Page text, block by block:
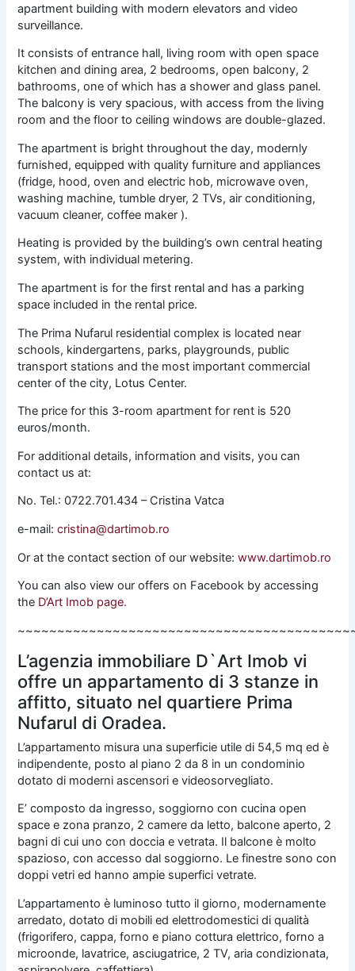
apartment building with modern elevators and video
surveillance.
It consists of entrance hall, living room with open space
kitchen and dining area, 2 bedrooms, open balcony, 2
bathrooms, one of which has a shower and glass panel.
The balcony is very spacious, with access from the living
room and the floor to ceiling windows are double-glazed.
The apartment is bright throughout the day, modernly
furnished, equipped with quality furniture and appliances
(fridge, hood, oven and electric hob, microwave oven,
washing machine, tumble dryer, 2 TVs, air conditioning,
vacuum cleaner, coffee maker ).
Heating is provided by the building’s own central heating
system, with individual metering.
The apartment is for the first rental and has a parking
space included in the rental price.
The Prima Nufarul residential complex is located near
schools, kindergartens, parks, playgrounds, public
transport stations and the most important commercial
center of the city, Lotus Center.
The price for this 3-room apartment for rent is 520
euros/month.
For additional details, information and visits, you can
contact us at:
No. Tel.: 0722.701.434 – Cristina Vatca
e-mail: cristina@dartimob.ro
Or at the contact section of our website: www.dartimob.ro
You can also view our offers on Facebook by accessing
the D’Art Imob page.
L’agenzia immobiliare D`Art Imob vi
offre un appartamento di 3 stanze in
affitto, situato nel quartiere Prima
Nufarul di Oradea.
L’appartamento misura una superficie utile di 54,5 mq ed è
indipendente, posto al piano 2 da 8 in un condominio
dotato di moderni ascensori e videosorvegliato.
E’ composto da ingresso, soggiorno con cucina open
space e zona pranzo, 2 camere da letto, balcone aperto, 2
bagni di cui uno con doccia e vetrata. Il balcone è molto
spazioso, con accesso dal soggiorno. Le finestre sono con
doppi vetri ed hanno ampie superfici vetrate.
L’appartamento è luminoso tutto il giorno, modernamente
arredato, dotato di mobili ed elettrodomestici di qualità
(frigorifero, cappa, forno e piano cottura elettrico, forno a
microonde, lavatrice, asciugatrice, 2 TV, aria condizionata,